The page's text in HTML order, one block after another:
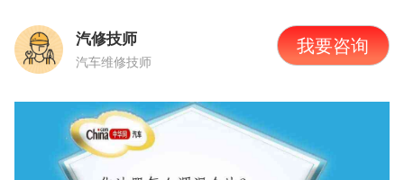
汽修技师
汽车维修技师
我要咨询